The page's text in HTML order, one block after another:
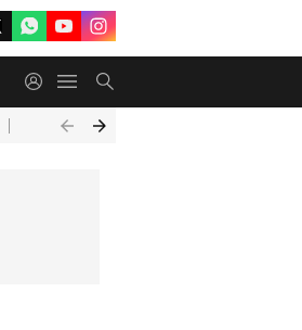
Independence Day Speech In Hindi